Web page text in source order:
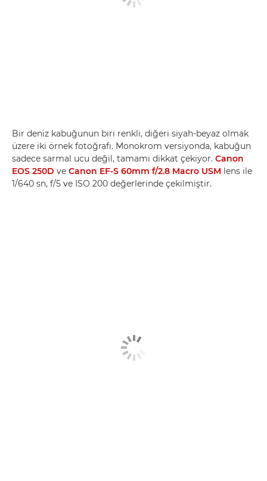
Bir deniz kabuğunun biri renkli, diğeri siyah-beyaz olmak
üzere iki örnek fotoğrafı. Monokrom versiyonda, kabuğun
sadece sarmal ucu değil, tamamı dikkat çekiyor. Canon
EOS 250D ve Canon EF-S 60mm f/2.8 Macro USM lens ile
1/640 sn, f/5 ve ISO 200 değerlerinde çekilmiştir.